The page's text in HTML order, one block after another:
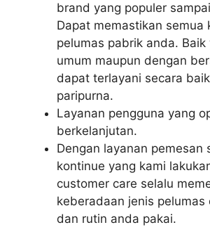
brand yang populer
Dapat memastikan semua
pelumas pabrik anda.
umum maupun dengan
dapat terlayani secara
paripurna.
Layanan pengguna yang
berkelanjutan.
Dengan layanan pemesan
kontinue yang kami
customer care selalu
keberadaan jenis pelumas
dan rutin anda pakai.